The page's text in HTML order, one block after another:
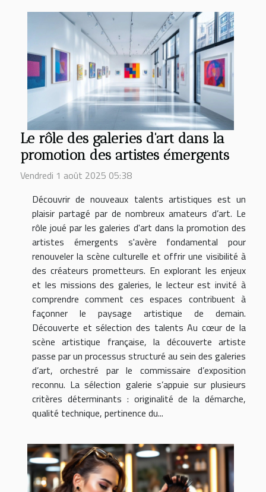
Le rôle des galeries d'art dans la
promotion des artistes émergents
Vendredi 1 août 2025 05:38
Découvrir de nouveaux talents artistiques est un
plaisir partagé par de nombreux amateurs d’art. Le
rôle joué par les galeries d'art dans la promotion des
artistes émergents s'avère fondamental pour
renouveler la scène culturelle et offrir une visibilité à
des créateurs prometteurs. En explorant les enjeux
et les missions des galeries, le lecteur est invité à
comprendre comment ces espaces contribuent à
façonner le paysage artistique de demain.
Découverte et sélection des talents Au cœur de la
scène artistique française, la découverte artiste
passe par un processus structuré au sein des galeries
d’art, orchestré par le commissaire d’exposition
reconnu. La sélection galerie s’appuie sur plusieurs
critères déterminants : originalité de la démarche,
qualité technique, pertinence du...